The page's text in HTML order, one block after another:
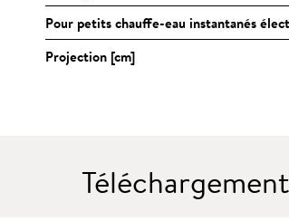
Pour petits chauffe-eau instantanés
Projection [cm]
Téléchargement